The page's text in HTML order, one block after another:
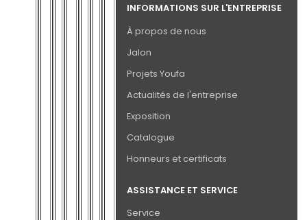
INFORMATIONS SUR L'ENTREPRISE
À propos de nous
Jalon
Projets Youfa
Actualités de l'entreprise
Exposition
Catalogue
Honneurs et certificats
ASSISTANCE ET SERVICE
Service